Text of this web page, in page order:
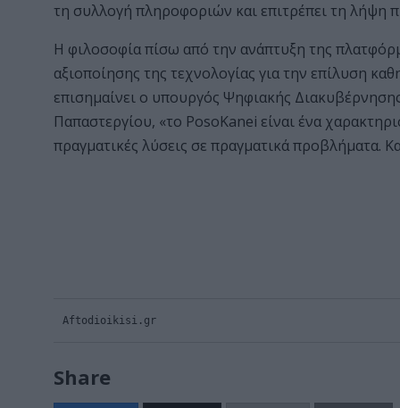
τη συλλογή πληροφοριών και επιτρέπει τη λήψη
Η φιλοσοφία πίσω από την ανάπτυξη της
αξιοποίησης της τεχνολογίας για την επίλυση
επισημαίνει ο υπουργός Ψηφιακής
Παπαστεργίου, «το PosoKanei είναι ένα
πραγματικές λύσεις σε πραγματικά προβλήματα.
Aftodioikisi.gr
Share